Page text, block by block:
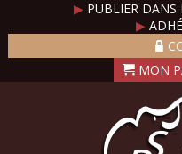
▶ PUBLIER
▶